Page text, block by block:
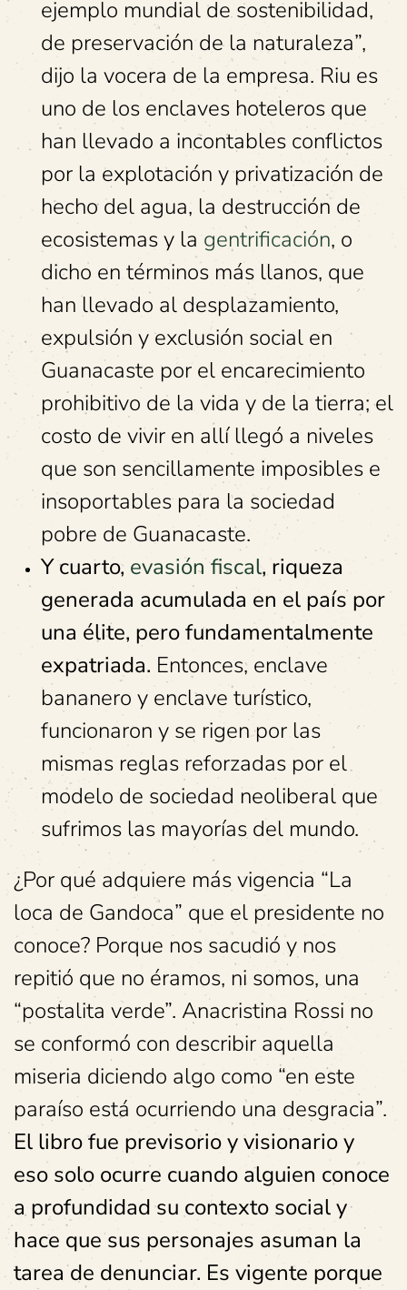
ejemplo mundial de sostenibilidad,
de preservación de la naturaleza”,
dijo la vocera de la empresa. Riu es
uno de los enclaves hoteleros que
han llevado a incontables conflictos
por la explotación y privatización de
hecho del agua, la destrucción de
ecosistemas y la gentrificación, o
dicho en términos más llanos, que
han llevado al desplazamiento,
expulsión y exclusión social en
Guanacaste por el encarecimiento
prohibitivo de la vida y de la tierra; el
costo de vivir en allí llegó a niveles
que son sencillamente imposibles e
insoportables para la sociedad
pobre de Guanacaste.
Y cuarto, evasión fiscal, riqueza
generada acumulada en el país por
una élite, pero fundamentalmente
expatriada. Entonces, enclave
bananero y enclave turístico,
funcionaron y se rigen por las
mismas reglas reforzadas por el
modelo de sociedad neoliberal que
sufrimos las mayorías del mundo.
¿Por qué adquiere más vigencia “La
loca de Gandoca” que el presidente no
conoce? Porque nos sacudió y nos
repitió que no éramos, ni somos, una
“postalita verde”. Anacristina Rossi no
se conformó con describir aquella
miseria diciendo algo como “en este
paraíso está ocurriendo una desgracia”.
El libro fue previsorio y visionario y
eso solo ocurre cuando alguien conoce
a profundidad su contexto social y
hace que sus personajes asuman la
tarea de denunciar. Es vigente porque